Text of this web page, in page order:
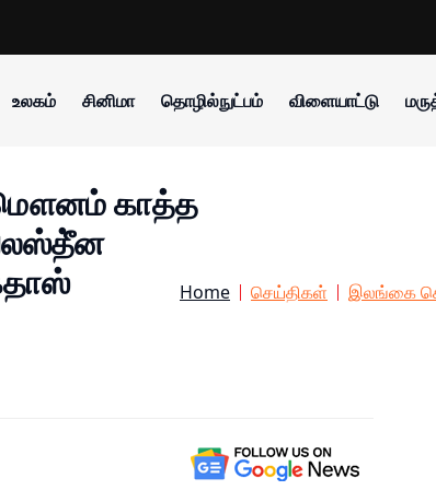
உலகம் சினிமா தொழில்நுட்பம் விளையாட்டு
மௌனம் காத்த
Home செய்திகள் இலங்கை